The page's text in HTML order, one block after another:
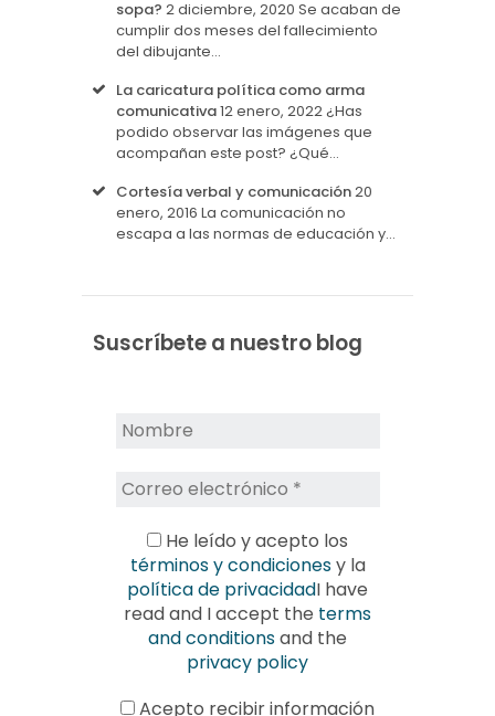
sopa? 2 diciembre, 2020 Se acaban de
cumplir dos meses del fallecimiento
del dibujante…
La caricatura política como arma
comunicativa12 enero, 2022¿Has
podido observar las imágenes que
acompañan este post? ¿Qué…
Cortesía verbal y comunicación20
enero, 2016 La comunicación no
escapa a las normas de educación y…
Suscríbete a nuestro blog
He leído y acepto los
términos y condicionesy la
política de privacidadI have
read and I accept the terms
and conditionsand the
privacy policy
Acepto recibir información